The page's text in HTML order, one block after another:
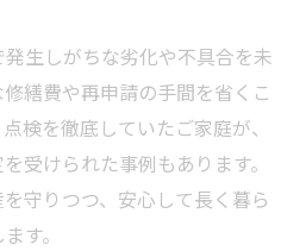
生しがちな劣化や不具合を未
繕費や再申請の手間を省くこ
検を徹底していたご家庭が、
受けられた事例もあります。
守りつつ、安心して長く暮ら
す。